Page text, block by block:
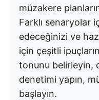
müzakere
Farklı senaryolar
edeceğinizi ve
için çeşitli
tonunu belirleyin,
denetimi yapın,
başlayın.